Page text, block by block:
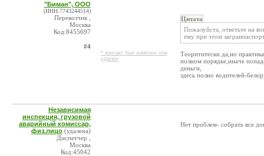
"Биман", ООО
(ИНН:7743244514)
Перевозчик ,
Москва
Код:8455697
#4
* контакт был изменен или
удален
Цитата
Пожалуйста, ответьте на
ему при этом
Теорититески да,но
полном порядке,иначе
деньги,
здесь полно водителей-
Независимая
инспекция, грузовой
аварийный комиссар,
физ.лицо (удалена)
Диспетчер ,
Москва
Код:45042
Нет проблем- собрать все